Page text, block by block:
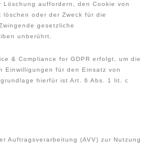
auffordern, den Cookie von
löschen oder der Zweck für die
gesetzliche
unberührt.
& Compliance for GDPR erfolgt, um die
Einwilligungen für den Einsatz von
hierfür ist Art. 6 Abs. 1 lit. c
Auftragsverarbeitung (AVV) zur Nutzung